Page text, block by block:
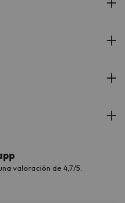
valoración de 4,7/5.